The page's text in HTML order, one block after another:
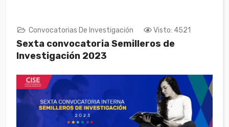
Convocatorias De Investigación Visto: 4521
Sexta convocatoria Semilleros de
Investigación 2023